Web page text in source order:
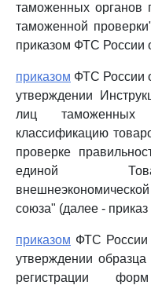
таможенных органов
таможенной
приказом ФТС России
приказом ФТС России
утверждении
лиц таможенных
классификацию
проверке
единой
союза" (далее -
приказом ФТС России
утверждении
регистрации